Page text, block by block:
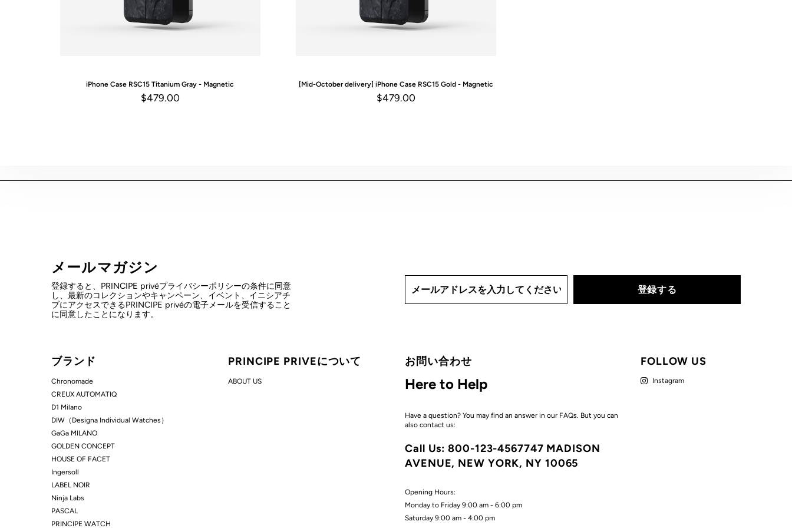
iPhone Case RSC15 Titanium Gray - Magnetic
$479.00
[Mid-October delivery] iPhone Case RSC15 Gold - Magnetic
$479.00
メールマガジン
登録すると、PRINCIPE privéプライバシーポリシーの条件に同意
し、最新のコレクションやキャンペーン、イベント、イニシアチ
ブにアクセスできるPRINCIPE privéの電子メールを受信すること
に同意したことになります。
ブランド
Chronomade
CREUX AUTOMATIQ
D1 Milano
DIW（Designa Individual Watches）
GaGa MILANO
GOLDEN CONCEPT
HOUSE OF FACET
Ingersoll
LABEL NOIR
Ninja Labs
PASCAL
PRINCIPE WATCH
PRINCIPE PRIVEについて
ABOUT US
お問い合わせ
Here to Help
Have a question? You may find an answer in our FAQs. But you can
also contact us:
Call Us: 800-123-4567747 MADISON
AVENUE, NEW YORK, NY 10065
Opening Hours:
Monday to Friday 9:00 am - 6:00 pm
Saturday 9:00 am - 4:00 pm
FOLLOW US
Instagram